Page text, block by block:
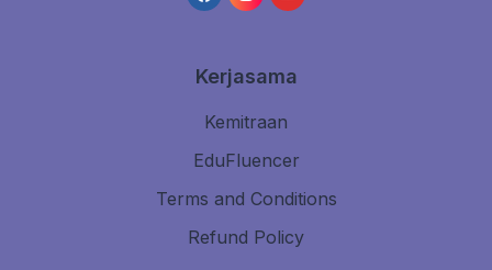
Kerjasama
Kemitraan
EduFluencer
Terms and Conditions
Refund Policy